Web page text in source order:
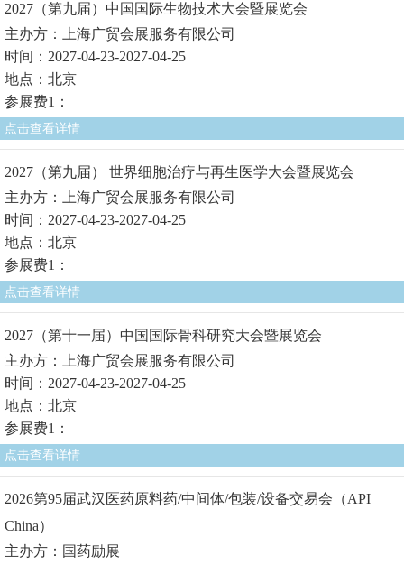
2027（第九届）中国国际生物技术大会暨展览会
主办方：上海广贸会展服务有限公司
时间：2027-04-23-2027-04-25
地点：北京
参展费1：
点击查看详情
2027（第九届） 世界细胞治疗与再生医学大会暨展览会
主办方：上海广贸会展服务有限公司
时间：2027-04-23-2027-04-25
地点：北京
参展费1：
点击查看详情
2027（第十一届）中国国际骨科研究大会暨展览会
主办方：上海广贸会展服务有限公司
时间：2027-04-23-2027-04-25
地点：北京
参展费1：
点击查看详情
2026第95届武汉医药原料药/中间体/包装/设备交易会（API
China）
主办方：国药励展